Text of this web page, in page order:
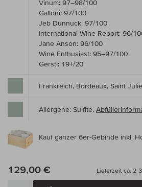
Vinum: 97–98/100
Galloni: 97/100
Jeb Dunnuck: 97/100
International Wine Report: 96/
Jane Anson: 96/100
Wine Enthusiast: 95–97/100
Gerstl: 19+/20
Frankreich, Bordeaux, Saint
Allergene: Sulfite,
Kauf ganzer 6er-Gebinde inkl.
129,00 € Lieferzeit ca. 2-